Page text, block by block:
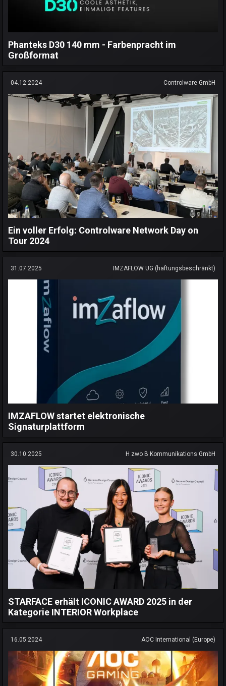
Phanteks D30 140 mm - Farbenpracht im
Großformat
04.12.2024 Controlware GmbH
Ein voller Erfolg: Controlware Network Day on
Tour 2024
31.07.2025 IMZAFLOW UG (haftungsbeschränkt)
IMZAFLOW startet elektronische
Signaturplattform
30.10.2025 H zwo B Kommunikations GmbH
STARFACE erhält ICONIC AWARD 2025 in der
Kategorie INTERIOR Workplace
16.05.2024 AOC International (Europe)